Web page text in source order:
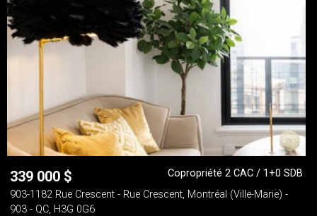
339 000 $
Copropriété 2 CAC / 1+0 SDB
903-1182 Rue Crescent - Rue Crescent, Montréal (Ville-Marie) -
903 - QC, H3G 0G6